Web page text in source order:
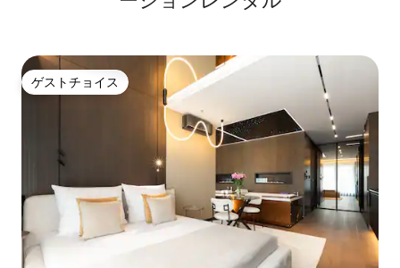
ゲストチョイス
ゲストチョイス